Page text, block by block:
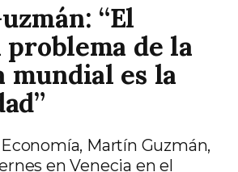
“El
de la
mundial es la
Martín Guzmán,
en Venecia en el